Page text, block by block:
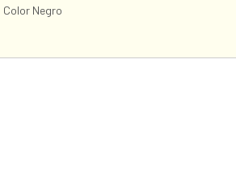
Color Negro